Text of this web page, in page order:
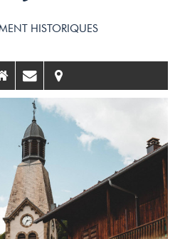
HISTORIQUES